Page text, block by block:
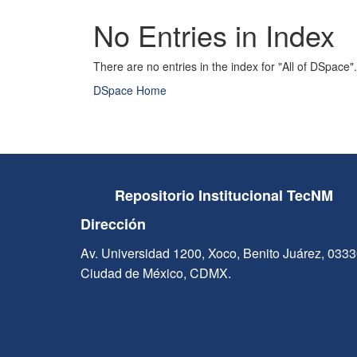
No Entries in Index
There are no entries in the index for "All of DSpace".
DSpace Home
Repositorio Institucional TecNM
Dirección
Av. Universidad 1200, Xoco, Benito Juárez,
Ciudad de México, CDMX.